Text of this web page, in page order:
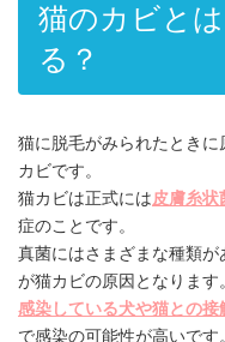
猫のカビと
る？
猫に脱毛がみられたとき
カビです。
猫カビは正式には皮膚糸状
症のことです。
真菌にはさまざまな種類
が猫カビの原因となります。
感染している犬や猫との接
で感染の可能性が高いです。